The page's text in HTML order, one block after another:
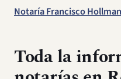
NotaríaFrancisco
Toda la